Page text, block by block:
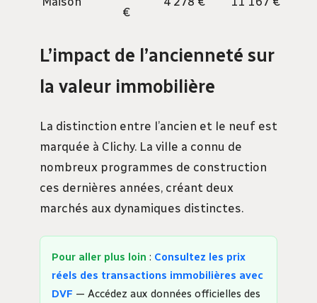
€
L’impact de l’ancienneté sur
la valeur immobilière
La distinction entre l’ancien et le neuf est
marquée à Clichy. La ville a connu de
nombreux programmes de construction
ces dernières années, créant deux
marchés aux dynamiques distinctes.
Pour aller plus loin : Consultez les prix
réels des transactions immobilières avec
DVF — Accédez aux données officielles des